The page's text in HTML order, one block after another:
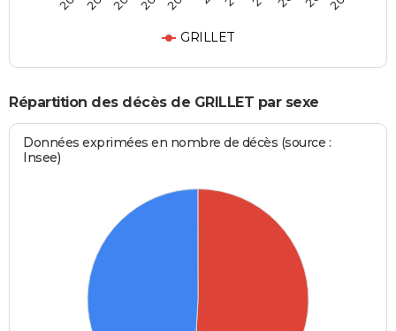
GRILLET
Répartition des décès de GRILLET par sexe
Données exprimées en nombre de décès (source :
Insee)